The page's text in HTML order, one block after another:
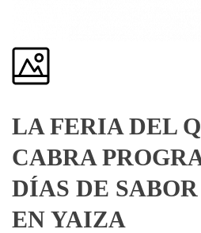
LA FERIA DEL
CABRA
DÍAS DE
EN YAIZA